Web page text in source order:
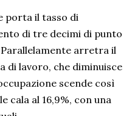
porta il tasso di
di tre decimi di punto
arretra il
di lavoro, che diminuisce
scende così
cala al 16,9%, con una